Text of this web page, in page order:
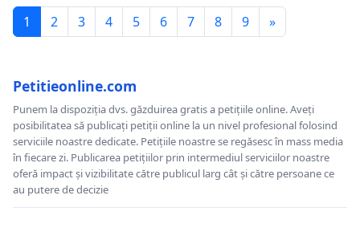
1 2 3 4 5 6 7 8 9 »
Petitieonline.com
Punem la dispoziția dvs. găzduirea gratis a petițiile online. Aveți
posibilitatea să publicați petiții online la un nivel profesional folosind
serviciile noastre dedicate. Petițiile noastre se regăsesc în mass media
în fiecare zi. Publicarea petițiilor prin intermediul serviciilor noastre
oferă impact și vizibilitate către publicul larg cât și către persoane ce
au putere de decizie